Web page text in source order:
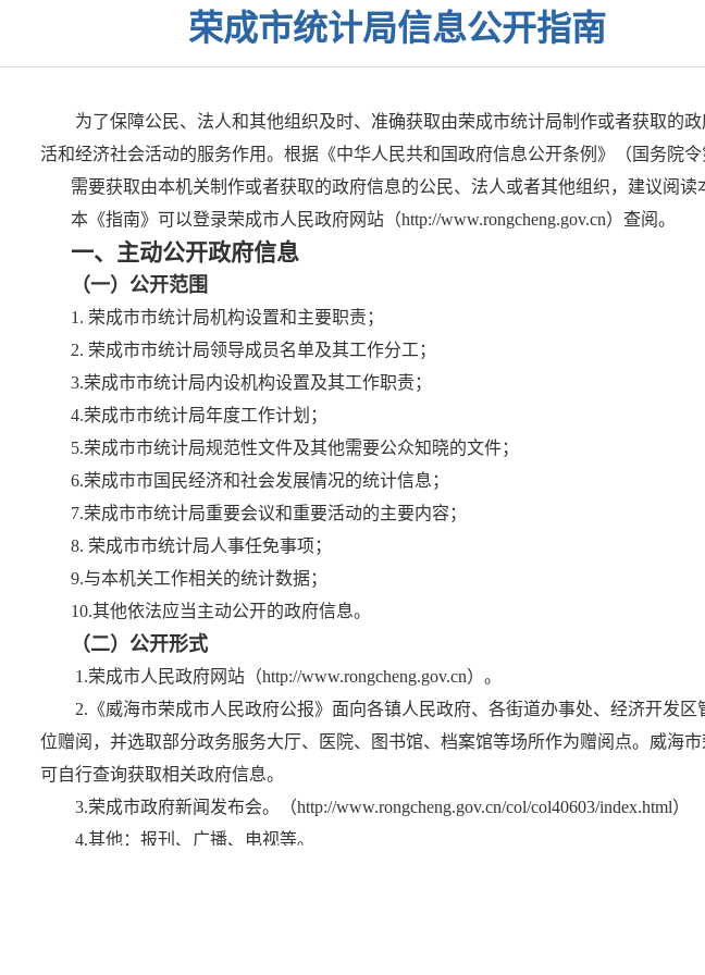
荣成市统计局信息公开指南
为了保障公民、法人和其他组织及时、准确获取由荣成市统计局制作或者获取的
活和经济社会活动的服务作用。根据《中华人民共和国政府信息公开条例》（国务院
需要获取由本机关制作或者获取的政府信息的公民、法人或者其他组织，建议阅读
本《指南》可以登录荣成市人民政府网站（http://www.rongcheng.gov.cn）查阅。
一、主动公开政府信息
（一）公开范围
1. 荣成市市统计局机构设置和主要职责；
2. 荣成市市统计局领导成员名单及其工作分工；
3.荣成市市统计局内设机构设置及其工作职责；
4.荣成市市统计局年度工作计划；
5.荣成市市统计局规范性文件及其他需要公众知晓的文件；
6.荣成市市国民经济和社会发展情况的统计信息；
7.荣成市市统计局重要会议和重要活动的主要内容；
8. 荣成市市统计局人事任免事项；
9.与本机关工作相关的统计数据；
10.其他依法应当主动公开的政府信息。
（二）公开形式
1.荣成市人民政府网站（http://www.rongcheng.gov.cn）。
2. 《威海市荣成市人民政府公报》面向各镇人民政府、各街道办事处、经济开发
位赠阅，并选取部分政务服务大厅、医院、图书馆、档案馆等场所作为赠阅点。威海
可自行查询获取相关政府信息。
3.荣成市政府新闻发布会。（http://www.rongcheng.gov.cn/col/col40603/index.html）
4.其他：报刊、广播、电视等。